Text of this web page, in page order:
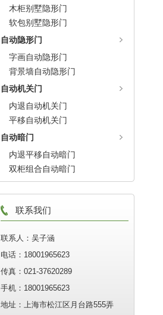
木柜别墅隐形门
软包别墅隐形门
自动隐形门
字画自动隐形门
背景墙自动隐形门
自动机关门
内退自动机关门
平移自动机关门
自动暗门
内退平移自动暗门
双柜组合自动暗门
联系我们
联系人：吴子涵
电话：18001965623
传真：021-37620289
手机：18001965623
地址：上海市松江区月台路555弄